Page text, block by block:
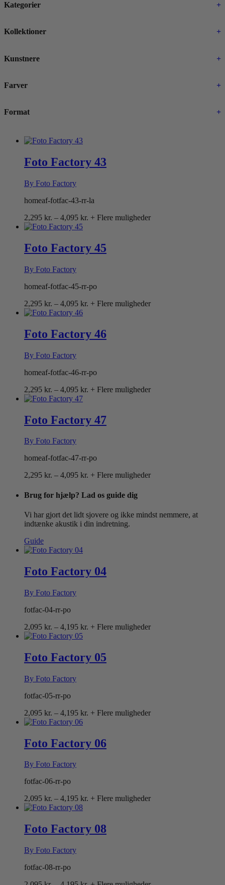
Kategorier +
Kollektioner +
Kunstnere +
Farver +
Format +
Foto Factory 43
By Foto Factory
homeaf-fotfac-43-rr-la
2,295 kr. – 4,095 kr. Prisinterval:
4,095 kr.
+ Flere muligheder
Foto Factory 45
By Foto Factory
homeaf-fotfac-45-rr-po
2,295 kr. – 4,095 kr. Prisinterval:
4,095 kr.
+ Flere muligheder
Foto Factory 46
By Foto Factory
homeaf-fotfac-46-rr-po
2,295 kr. – 4,095 kr. Prisinterval:
4,095 kr.
+ Flere muligheder
Foto Factory 47
By Foto Factory
homeaf-fotfac-47-rr-po
2,295 kr. – 4,095 kr. Prisinterval:
til
4,095 kr.
+ Flere muligheder
Brug for hjælp? Lad os guide dig
Vi har gjort det lidt sjovere og ikke mindst nemmere, at
indtænke akustik i din indretning.
Guide
Foto Factory 04
By Foto Factory
fotfac-04-rr-po
2,095 kr. – 4,195 kr. Prisinterval:
4,195 kr.
+ Flere muligheder
Foto Factory 05
By Foto Factory
fotfac-05-rr-po
2,095 kr. – 4,195 kr. Prisinterval:
4,195 kr.
+ Flere muligheder
Foto Factory 06
By Foto Factory
fotfac-06-rr-po
2,095 kr. – 4,195 kr. Prisinterval:
4,195 kr.
+ Flere muligheder
Foto Factory 08
By Foto Factory
fotfac-08-rr-po